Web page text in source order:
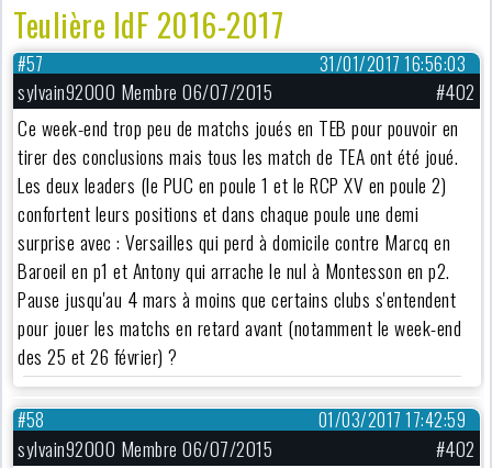
Teulière IdF 2016-2017
31/01/2017 16:56:03
#57
sylvain92000 Membre 06/07/2015
#402
Ce week-end trop peu de matchs joués en TEB pour pouvoir en
tirer des conclusions mais tous les match de TEA ont été joué.
Les deux leaders (le PUC en poule 1 et le RCP XV en poule 2)
confortent leurs positions et dans chaque poule une demi
surprise avec : Versailles qui perd à domicile contre Marcq en
Baroeil en p1 et Antony qui arrache le nul à Montesson en p2.
Pause jusqu'au 4 mars à moins que certains clubs s'entendent
pour jouer les matchs en retard avant (notamment le week-end
des 25 et 26 février) ?
01/03/2017 17:42:59
#58
sylvain92000 Membre 06/07/2015
#402